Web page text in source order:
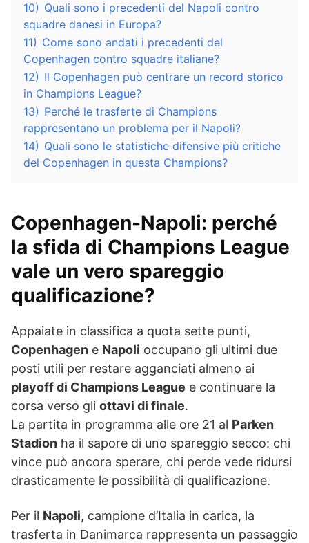
10) Quali sono i precedenti del Napoli contro
squadre danesi in Europa?
11) Come sono andati i precedenti del
Copenhagen contro squadre italiane?
12) Il Copenhagen può centrare un record storico
in Champions League?
13) Perché le trasferte di Champions
rappresentano un problema per il Napoli?
14) Quali sono le statistiche difensive più critiche
del Copenhagen in questa Champions?
Copenhagen-Napoli: perché
la sfida di Champions League
vale un vero spareggio
qualificazione?
Appaiate in classifica a quota sette punti,
Copenhagen e Napoli occupano gli ultimi due
posti utili per restare agganciati almeno ai
playoff di Champions League e continuare la
corsa verso gli ottavi di finale.
La partita in programma alle ore 21 al Parken
Stadion ha il sapore di uno spareggio secco: chi
vince può ancora sperare, chi perde vede ridursi
drasticamente le possibilità di qualificazione.
Per il Napoli, campione d’Italia in carica, la
trasferta in Danimarca rappresenta un passaggio